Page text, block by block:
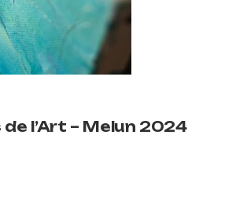
l’Art – Melun 2024